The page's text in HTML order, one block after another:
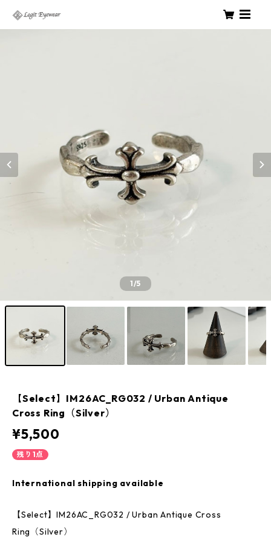
1/5
【Select】IM26AC_RG032 / Urban Antique
Cross Ring（Silver）
¥5,500
残り1点
International shipping available
【Select】IM26AC_RG032 / Urban Antique Cross
Ring（Silver）